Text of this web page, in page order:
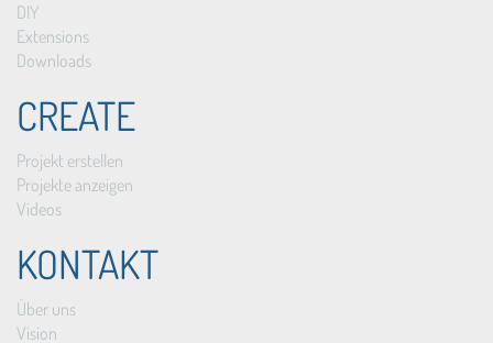
DIY
Extensions
Downloads
CREATE
Projekt erstellen
Projekte anzeigen
Videos
KONTAKT
Über uns
Vision